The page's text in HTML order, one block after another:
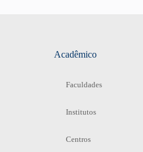
Acadêmico
Faculdades
Institutos
Centros